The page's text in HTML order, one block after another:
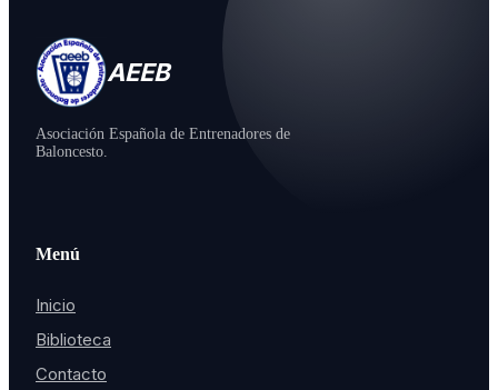
AEEB
Asociación Española de Entrenadores de
Baloncesto.
Menú
Inicio
Biblioteca
Contacto